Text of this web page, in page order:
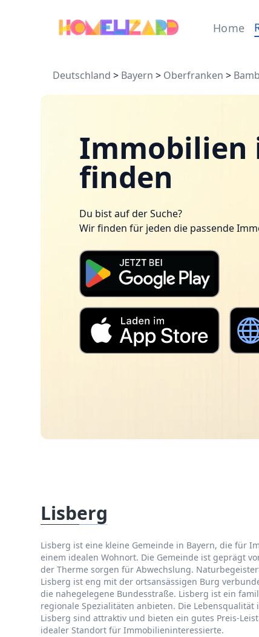
Home
Deutschland > Bayern > Oberfranken >
Immobilien
finden
Du bist auf der Suche?
Wir finden für jeden die passende
Lisberg
Lisberg ist eine kleine Gemeinde in Bayern, die für
einem idealen Wohnort. Die Gemeinde ist geprägt
der Therme sorgen für Abwechslung.
Lisberg ist eng mit der ortsansässigen Burg
die nahegelegene Bundesstraße. Lisberg ist ein
regionale Spezialitäten anbieten. Die
Lisberg sind attraktiv und bieten ein gutes Preis-
idealer Standort für Immobilieninteressierte.